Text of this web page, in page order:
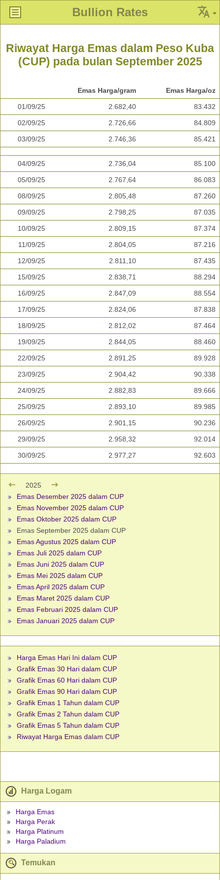
Bullion Rates
Riwayat Harga Emas dalam Peso Kuba
(CUP) pada bulan September 2025
Emas Harga/gram Emas Harga/oz
01/09/25 2.682,40 83.432
02/09/25 2.726,66 84.809
03/09/25 2.746,36 85.421
04/09/25 2.736,04 85.100
05/09/25 2.767,64 86.083
08/09/25 2.805,48 87.260
09/09/25 2.798,25 87.035
10/09/25 2.809,15 87.374
11/09/25 2.804,05 87.216
12/09/25 2.811,10 87.435
15/09/25 2.838,71 88.294
16/09/25 2.847,09 88.554
17/09/25 2.824,06 87.838
18/09/25 2.812,02 87.464
19/09/25 2.844,05 88.460
22/09/25 2.891,25 89.928
23/09/25 2.904,42 90.338
24/09/25 2.882,83 89.666
25/09/25 2.893,10 89.985
26/09/25 2.901,15 90.236
29/09/25 2.958,32 92.014
30/09/25 2.977,27 92.603
2025
Emas Desember 2025 dalam CUP
Emas November 2025 dalam CUP
Emas Oktober 2025 dalam CUP
Emas September 2025 dalam CUP
Emas Agustus 2025 dalam CUP
Emas Juli 2025 dalam CUP
Emas Juni 2025 dalam CUP
Emas Mei 2025 dalam CUP
Emas April 2025 dalam CUP
Emas Maret 2025 dalam CUP
Emas Februari 2025 dalam CUP
Emas Januari 2025 dalam CUP
Harga Emas Hari Ini dalam CUP
Grafik Emas 30 Hari dalam CUP
Grafik Emas 60 Hari dalam CUP
Grafik Emas 90 Hari dalam CUP
Grafik Emas 1 Tahun dalam CUP
Grafik Emas 2 Tahun dalam CUP
Grafik Emas 5 Tahun dalam CUP
Riwayat Harga Emas dalam CUP
Harga Logam
Harga Emas
Harga Perak
Harga Platinum
Harga Paladium
Temukan